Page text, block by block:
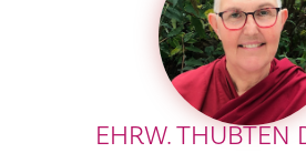
EHRW. THUBTEN